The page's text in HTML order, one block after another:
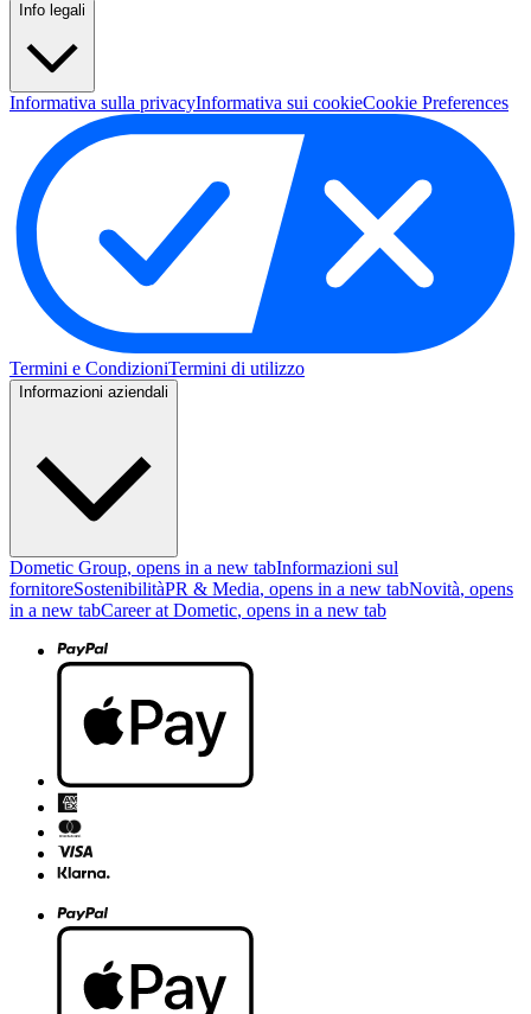
Info legali
Informativa sulla privacyInformativa sui cookieCookie Preferences
Termini e CondizioniTermini di utilizzo
Informazioni aziendali
Dometic Group, opens in a new tabInformazioni sul
fornitoreSostenibilitàPR & Media, opens in a new tabNovità, opens
in a new tabCareer at Dometic, opens in a new tab